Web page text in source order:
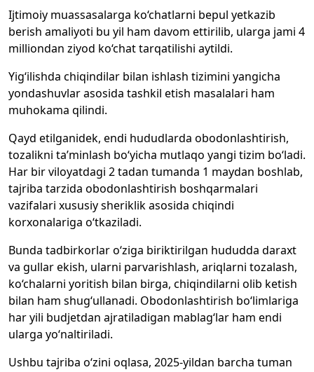
Ijtimoiy muassasalarga ko‘chatlarni bepul yetkazib
berish amaliyoti bu yil ham davom ettirilib, ularga jami 4
milliondan ziyod ko‘chat tarqatilishi aytildi.
Yig‘ilishda chiqindilar bilan ishlash tizimini yangicha
yondashuvlar asosida tashkil etish masalalari ham
muhokama qilindi.
Qayd etilganidek, endi hududlarda obodonlashtirish,
tozalikni ta’minlash bo‘yicha mutlaqo yangi tizim bo‘ladi.
Har bir viloyatdagi 2 tadan tumanda 1 maydan boshlab,
tajriba tarzida obodonlashtirish boshqarmalari
vazifalari xususiy sheriklik asosida chiqindi
korxonalariga o‘tkaziladi.
Bunda tadbirkorlar o‘ziga biriktirilgan hududda daraxt
va gullar ekish, ularni parvarishlash, ariqlarni tozalash,
ko‘chalarni yoritish bilan birga, chiqindilarni olib ketish
bilan ham shug‘ullanadi. Obodonlashtirish bo‘limlariga
har yili budjetdan ajratiladigan mablag‘lar ham endi
ularga yo‘naltiriladi.
Ushbu tajriba o‘zini oqlasa, 2025-yildan barcha tuman